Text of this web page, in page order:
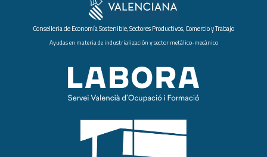
Conselleria de Economía Sostenible, Sectores Productivos, Comercio y Trabajo
Ayudas en materia de industrialización y sector metálico-mecánico